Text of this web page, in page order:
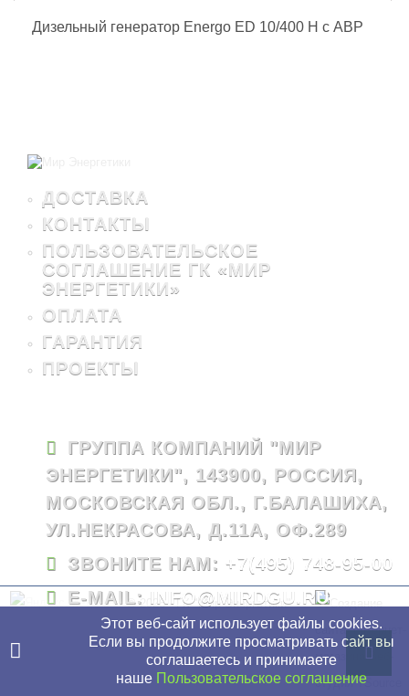
Дизельный генератор Energo ED 10/400 H с АВР
ДОСТАВКА
КОНТАКТЫ
ПОЛЬЗОВАТЕЛЬСКОЕ
СОГЛАШЕНИЕ ГК «МИР
ЭНЕРГЕТИКИ»
ОПЛАТА
ГАРАНТИЯ
ПРОЕКТЫ
© 2026 - ГК "Мир Энергетики"
ГРУППА КОМПАНИЙ "МИР
ЭНЕРГЕТИКИ", 143900, РОССИЯ,
МОСКОВСКАЯ ОБЛ., Г.БАЛАШИХА,
УЛ.НЕКРАСОВА, Д.11А, ОФ.289
ЗВОНИТЕ НАМ: +7(495) 748-95-00
E-MAIL: INFO@MIRDGU.RU
Этот веб-сайт использует файлы cookies.
Если вы продолжите просматривать сайт вы
соглашаетесь и принимаете
наше Пользовательское соглашение